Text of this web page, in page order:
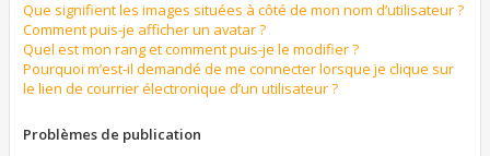
Que signifient les images situées à côté de mon nom d’utilisateur ?
Comment puis-je afficher un avatar ?
Quel est mon rang et comment puis-je le modifier ?
Pourquoi m’est-il demandé de me connecter lorsque je clique sur
le lien de courrier électronique d’un utilisateur ?
Problèmes de publication